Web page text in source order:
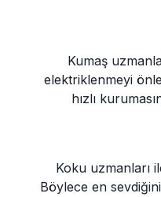
Kumaş
elektriklenmeyi
hızlı
Koku uzmanları
Böylece en